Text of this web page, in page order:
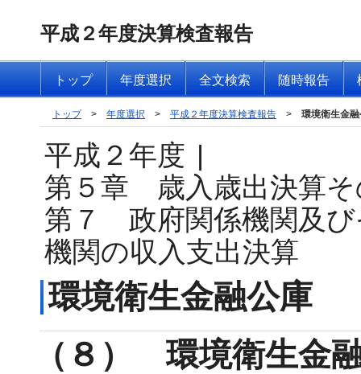
平成２年度決算検査報告
トップ 年度選択 全文検索 随時報告
トップ > 年度選択 > 平成２年度決算検査報告 > 環境衛生金
平成２年度 |
第５章 歳入歳出決算そ
第７ 政府関係機関及び
機関の収入支出決算
環境衛生金融公庫
（８） 環境衛生金